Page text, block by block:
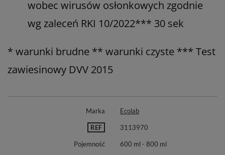
wobec wirusów osłonkowych zgodnie
wg zaleceń RKI 10/2022*** 30 sek
* warunki brudne ** warunki czyste *** Test
zawiesinowy DVV 2015
Marka Ecolab
REF 3113970
Pojemność
600 ml - 800 ml